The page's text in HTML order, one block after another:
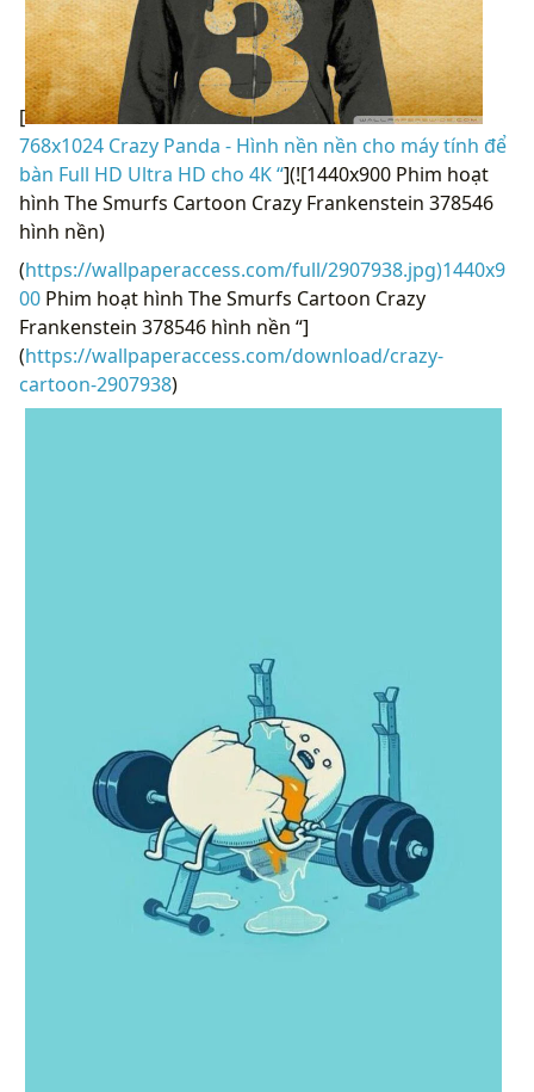
[
768x1024 Crazy Panda - Hình nền nền cho máy tính để
bàn Full HD Ultra HD cho 4K “](![1440x900 Phim hoạt
hình The Smurfs Cartoon Crazy Frankenstein 378546
hình nền)
(https://wallpaperaccess.com/full/2907938.jpg)1440x9
00 Phim hoạt hình The Smurfs Cartoon Crazy
Frankenstein 378546 hình nền “]
(https://wallpaperaccess.com/download/crazy-
cartoon-2907938)